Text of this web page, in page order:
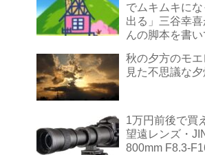
でムキムキに
出る」三谷幸
んの脚本を書い
秋の夕方のモ
見た不思議な
1万円前後で買
望遠レンズ・
800mm F8.3-